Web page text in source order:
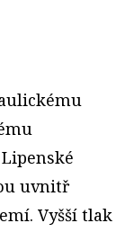
uvnitř
Vyšší tlak